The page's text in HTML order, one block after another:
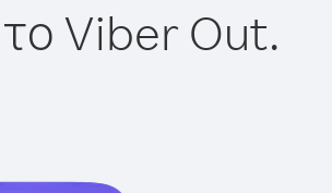
Viber Out.